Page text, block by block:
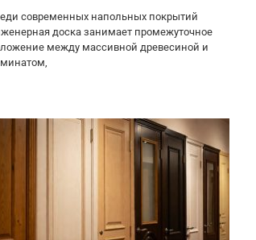
современных напольных покрытий
доска занимает промежуточное
между массивной древесиной и